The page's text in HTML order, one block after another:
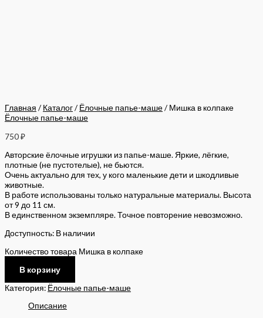
Главная / Каталог/ Ёлочные папье-маше/ Мишка в колпаке
Ёлочные папье-маше
750₽
Авторские ёлочные игрушки из папье-маше. Яркие, лёгкие,
плотные (не пустотелые), не бьются.
Очень актуально для тех, у кого маленькие дети и шкодливые
животные.
В работе использованы только натуральные материалы. Высота
от 9 до 11 см.
В единственном экземпляре. Точное повторение невозможно.
Доступность: В наличии
Количество товара Мишка в колпаке
В корзину
Категория: Ёлочные папье-маше
Описание